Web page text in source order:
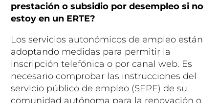
prestación o subsidio por desempleo si no
estoy en un ERTE?
Los servicios autonómicos de empleo están
adoptando medidas para permitir la
inscripción telefónica o por canal web. Es
necesario comprobar las instrucciones del
servicio público de empleo (SEPE) de su
comunidad autónoma para la renovación o